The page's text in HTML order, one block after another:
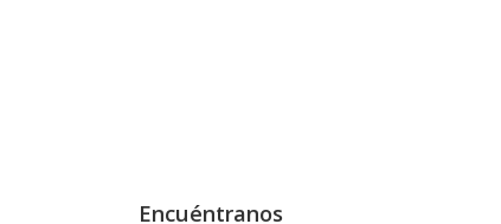
Encuéntranos